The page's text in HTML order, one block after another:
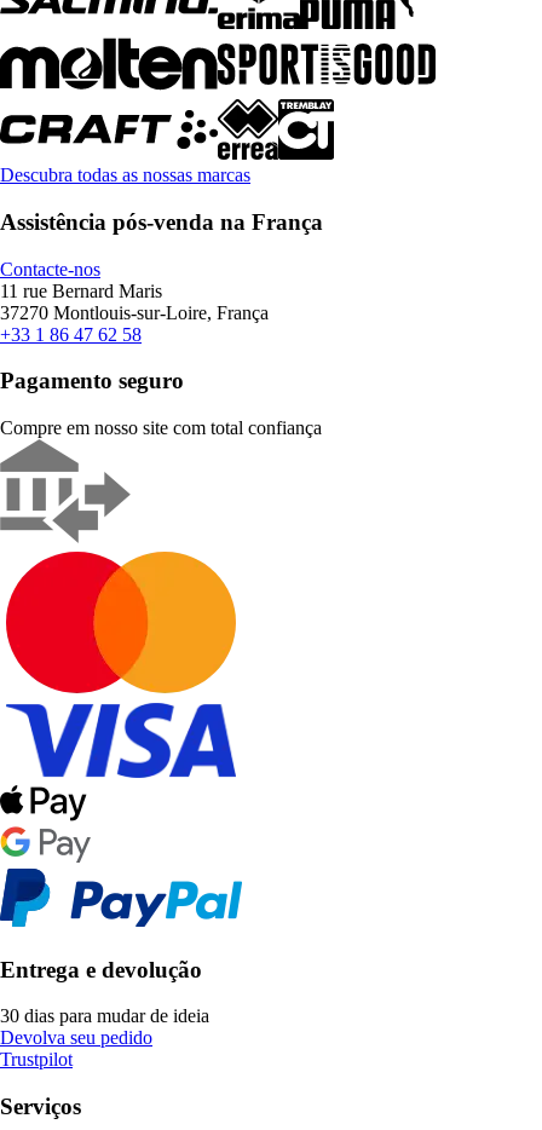
Descubra todas as nossas marcas
Assistência pós-venda na França
Contacte-nos
11 rue Bernard Maris
37270 Montlouis-sur-Loire, França
+33 1 86 47 62 58
Pagamento seguro
Compre em nosso site com total confiança
Entrega e devolução
30 dias para mudar de ideia
Devolva seu pedido
Trustpilot
Serviços